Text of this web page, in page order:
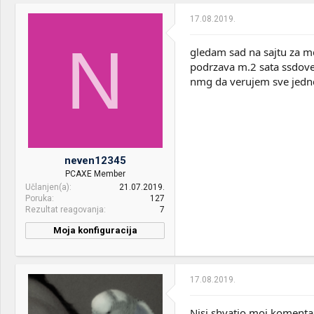
PSU: XPG Core Reactor 650
keyboard:
Logitech MX Keys Mini &
OS & Browser: Windows 10
N
neven12345
PCAXE Member
Učlanjen(a)
21.07.2019.
Poruka
127
Rezultat reagovanja
7
Moja konfiguracija
17.08.2019.
gledam sad na sajtu za
podrzava m.2 sata
nmg da verujem sve
17.08.2019.